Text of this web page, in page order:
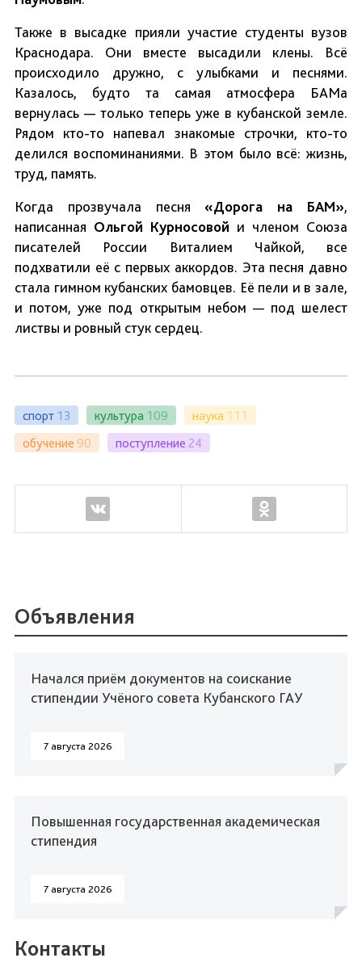
Также в высадке прияли участие студенты вузов
Краснодара. Они вместе высадили клены. Всё
происходило дружно, с улыбками и песнями.
Казалось, будто та самая атмосфера БАМа
вернулась — только теперь уже в кубанской земле.
Рядом кто-то напевал знакомые строчки, кто-то
делился воспоминаниями. В этом было всё: жизнь,
труд, память.
Когда прозвучала песня«Дорога на БАМ»,
написанная Ольгой Курносовой и членом Союза
писателей России Виталием Чайкой, все
подхватили её с первых аккордов. Эта песня давно
стала гимном кубанских бамовцев. Её пели и в зале,
и потом, уже под открытым небом — под шелест
листвы и ровный стук сердец.
спорт 13 культура 109 наука 111
обучение 90 поступление 24
Объявления
Начался приём документов на соискание
стипендии Учёного совета Кубанского ГАУ
7 августа 2026
Повышенная государственная академическая
стипендия
7 августа 2026
Контакты